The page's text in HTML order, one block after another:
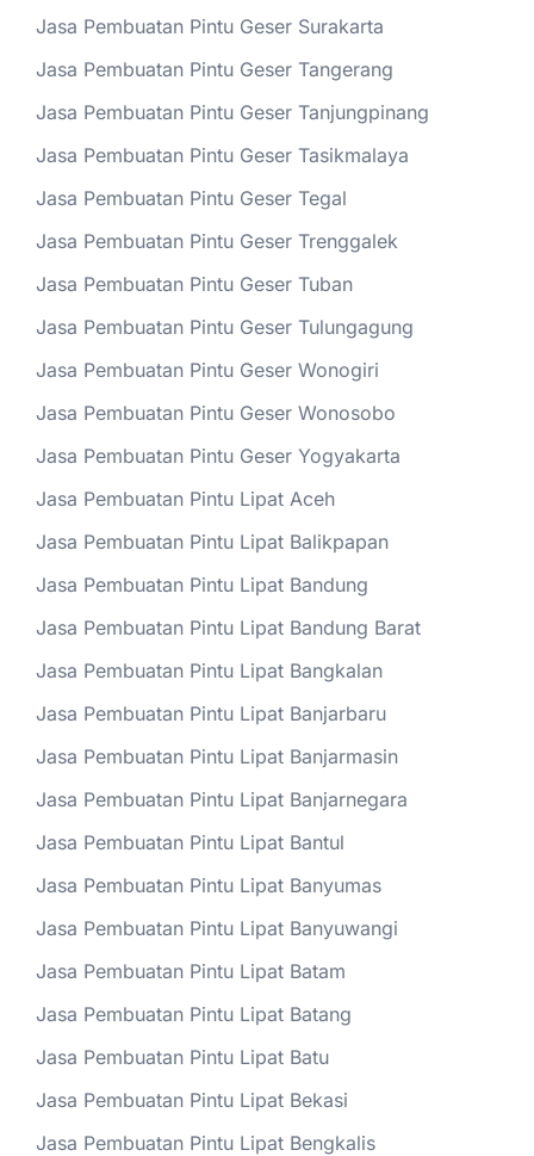
Jasa Pembuatan Pintu Geser Surakarta
Jasa Pembuatan Pintu Geser Tangerang
Jasa Pembuatan Pintu Geser Tanjungpinang
Jasa Pembuatan Pintu Geser Tasikmalaya
Jasa Pembuatan Pintu Geser Tegal
Jasa Pembuatan Pintu Geser Trenggalek
Jasa Pembuatan Pintu Geser Tuban
Jasa Pembuatan Pintu Geser Tulungagung
Jasa Pembuatan Pintu Geser Wonogiri
Jasa Pembuatan Pintu Geser Wonosobo
Jasa Pembuatan Pintu Geser Yogyakarta
Jasa Pembuatan Pintu Lipat Aceh
Jasa Pembuatan Pintu Lipat Balikpapan
Jasa Pembuatan Pintu Lipat Bandung
Jasa Pembuatan Pintu Lipat Bandung Barat
Jasa Pembuatan Pintu Lipat Bangkalan
Jasa Pembuatan Pintu Lipat Banjarbaru
Jasa Pembuatan Pintu Lipat Banjarmasin
Jasa Pembuatan Pintu Lipat Banjarnegara
Jasa Pembuatan Pintu Lipat Bantul
Jasa Pembuatan Pintu Lipat Banyumas
Jasa Pembuatan Pintu Lipat Banyuwangi
Jasa Pembuatan Pintu Lipat Batam
Jasa Pembuatan Pintu Lipat Batang
Jasa Pembuatan Pintu Lipat Batu
Jasa Pembuatan Pintu Lipat Bekasi
Jasa Pembuatan Pintu Lipat Bengkalis